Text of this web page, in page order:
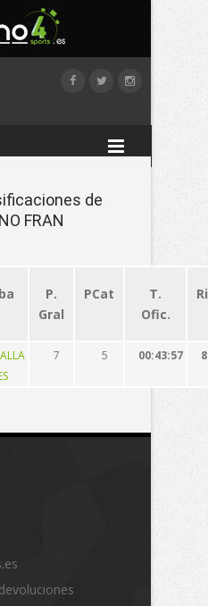
de
FRAN
P.
Gral
PCat
T.
Ofic.
7 5 00:43:57